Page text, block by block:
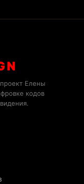
Елены
кодов